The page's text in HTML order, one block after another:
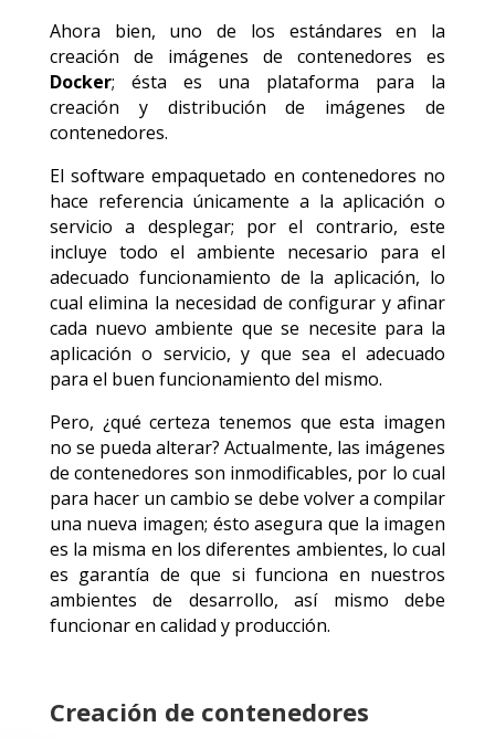
Ahora bien, uno de los estándares en la
creación de imágenes de contenedores es
Docker; ésta es una plataforma para la
creación y distribución de imágenes de
contenedores.
El software empaquetado en contenedores no
hace referencia únicamente a la aplicación o
servicio a desplegar; por el contrario, este
incluye todo el ambiente necesario para el
adecuado funcionamiento de la aplicación, lo
cual elimina la necesidad de configurar y afinar
cada nuevo ambiente que se necesite para la
aplicación o servicio, y que sea el adecuado
para el buen funcionamiento del mismo.
Pero, ¿qué certeza tenemos que esta imagen
no se pueda alterar? Actualmente, las imágenes
de contenedores son inmodificables, por lo cual
para hacer un cambio se debe volver a compilar
una nueva imagen; ésto asegura que la imagen
es la misma en los diferentes ambientes, lo cual
es garantía de que si funciona en nuestros
ambientes de desarrollo, así mismo debe
funcionar en calidad y producción.
Creación de contenedores